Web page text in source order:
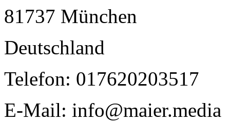
81737 München
Deutschland
Telefon: 017620203517
E-Mail: info@maier.media